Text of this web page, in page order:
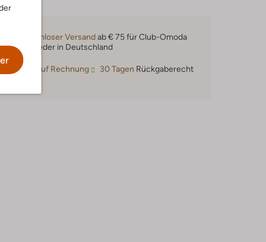
Kostenloser Versandab € 75 für Club-Omoda
Mitglieder in Deutschland
Kauf auf Rechnung 30 Tagen Rückgaberecht